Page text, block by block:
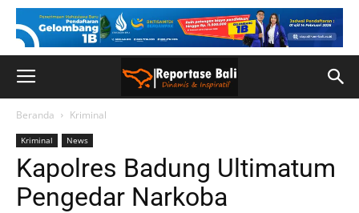
Beranda Kriminal
Kriminal News
Kapolres Badung Ultimatum
Pengedar Narkoba